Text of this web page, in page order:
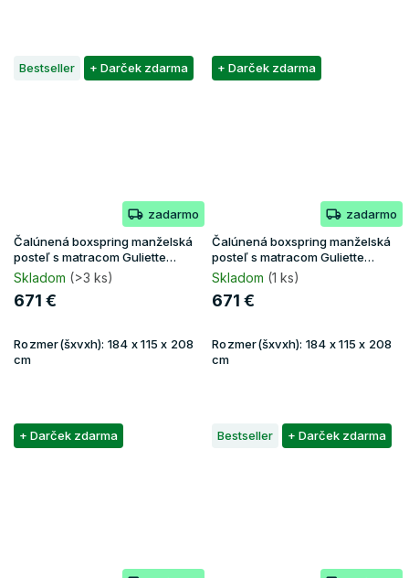
Bestseller + Darček zdarma
zadarmo
Čalúnená boxspring manželská
posteľ s matracom Guliette
180x200 - sivá
Skladom (>3 ks)
671 €
Rozmer(šxvxh): 184 x 115 x 208
cm
+ Darček zdarma
zadarmo
Čalúnená boxspring manželská
posteľ s matracom Guliette
180x200 - tmavomodrá
Skladom (1 ks)
671 €
Rozmer(šxvxh): 184 x 115 x 208
cm
+ Darček zdarma Bestseller + Darček zdarma